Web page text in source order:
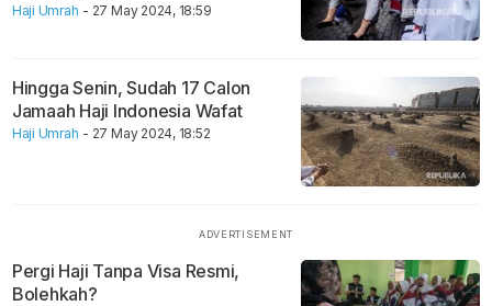
Haji Umrah - 27 May 2024, 18:59
Hingga Senin, Sudah 17 Calon
Jamaah Haji Indonesia Wafat
Haji Umrah - 27 May 2024, 18:52
Pergi Haji Tanpa Visa Resmi,
Bolehkah?